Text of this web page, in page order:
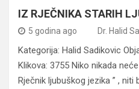
IZ RJEČNIKA STARIH
5 godina ago Dr. Halid
Kategorija: Halid Sadikovic
Klikova: 3755 Niko nikada
Rječnik ljubuškog jezika ” ,